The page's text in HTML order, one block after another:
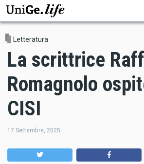
Salta
contenuto
principaleLetteratura
La scrittrice
Romagnolo
CISI
17 Settembre, 2025